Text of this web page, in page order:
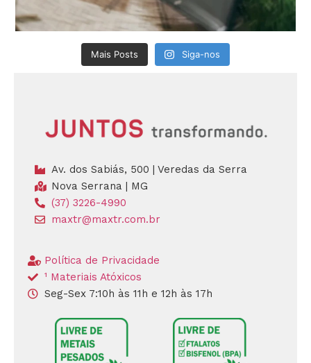
Mais Posts Siga-nos
Av. dos Sabiás, 500 | Veredas da Serra
Nova Serrana | MG
(37) 3226-4990
maxtr@maxtr.com.br
Política de Privacidade
¹ Materiais Atóxicos
Seg-Sex 7:10h às 11h e 12h às 17h